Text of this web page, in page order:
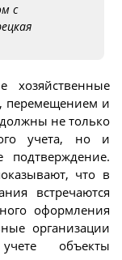
с
хозяйственные
перемещением и
не только
учета, но и
подтверждение.
что в
встречаются
оформления
организации
объекты